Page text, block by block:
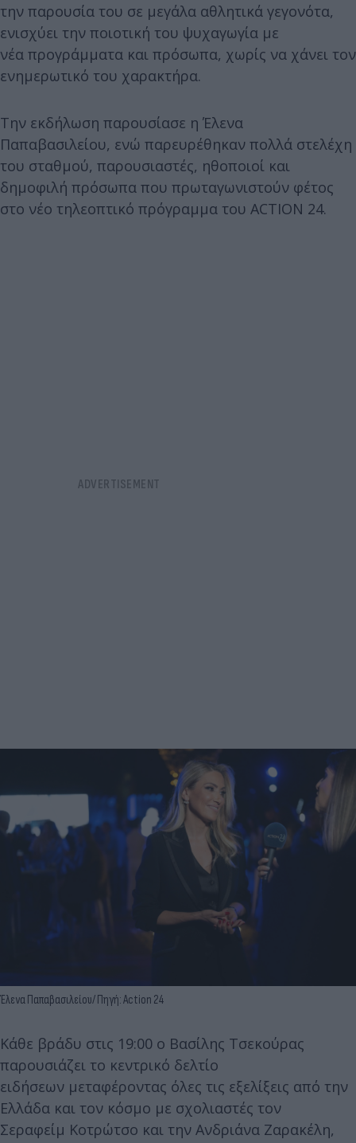
την παρουσία του σε μεγάλα αθλητικά γεγονότα,
ενισχύει την ποιοτική του ψυχαγωγία με
νέα προγράμματα και πρόσωπα, χωρίς να χάνει τον
ενημερωτικό του χαρακτήρα.
Την εκδήλωση παρουσίασε η Έλενα
Παπαβασιλείου, ενώ παρευρέθηκαν πολλά στελέχη
του σταθμού, παρουσιαστές, ηθοποιοί και
δημοφιλή πρόσωπα που πρωταγωνιστούν φέτος
στο νέο τηλεοπτικό πρόγραμμα του ACTION 24.
Έλενα Παπαβασιλείου/ Πηγή: Action 24
Κάθε βράδυ στις 19:00 ο Βασίλης Τσεκούρας
παρουσιάζει το κεντρικό δελτίο
ειδήσεων μεταφέροντας όλες τις εξελίξεις από την
Ελλάδα και τον κόσμο με σχολιαστές τον
Σεραφείμ Κοτρώτσο και την Ανδριάνα Ζαρακέλη,